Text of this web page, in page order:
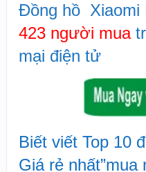
Đồng hồ Xiaomi
423 người mua
mại điện tử
Biết viết Top 10
Giá rẻ nhất”mua